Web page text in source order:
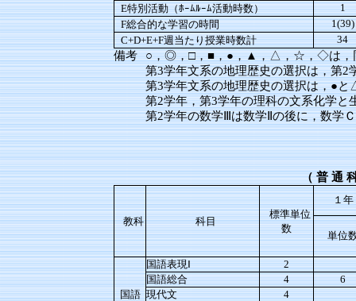
E特別活動（ﾎｰﾑﾙｰﾑ活動時数）
1
F総合的な学習の時間
1(39)
C+D+E+F週当たり授業時数計
34
備考
○，◎，□，■，●，▲，△，☆，◇は，
第3学年文系の地理歴史の選択は，第2
第3学年文系の地理歴史の選択は，●
第2学年，第3学年の理科の文系化学と
第2学年の数学Ⅲは数学Ⅱの後に，数学
（ 普 通
教科 科目
標準単位
数
１年
単位
国語
国語表現Ⅰ
2
国語総合
4
6
現代文
4